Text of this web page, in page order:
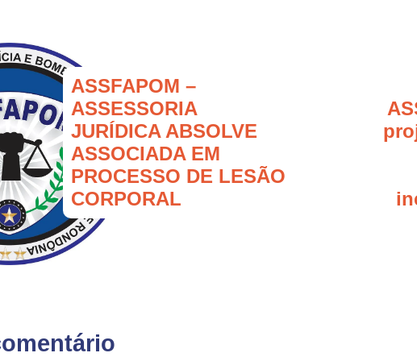
ASSFAPOM –
ASSESSORIA
JURÍDICA ABSOLVE
ASSOCIADA EM
PROCESSO DE LESÃO
CORPORAL